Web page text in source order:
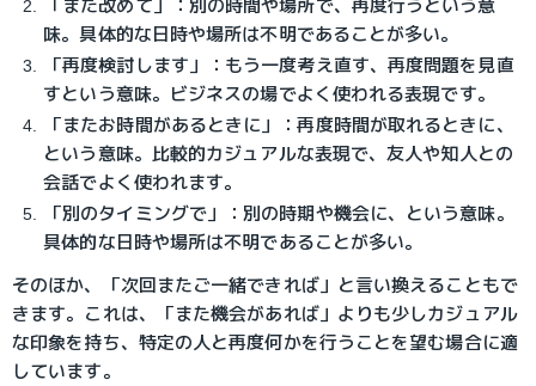
「また改めて」：別の時間や場所で、再度行うという意
味。具体的な日時や場所は不明であることが多い。
「再度検討します」：もう一度考え直す、再度問題を見直
すという意味。ビジネスの場でよく使われる表現です。
「またお時間があるときに」：再度時間が取れるときに、
という意味。比較的カジュアルな表現で、友人や知人との
会話でよく使われます。
「別のタイミングで」：別の時期や機会に、という意味。
具体的な日時や場所は不明であることが多い。
そのほか、「次回またご一緒できれば」と言い換えることもで
きます。これは、「また機会があれば」よりも少しカジュアル
な印象を持ち、特定の人と再度何かを行うことを望む場合に適
しています。